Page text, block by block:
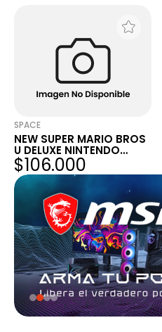
SPACE
NEW SUPER MARIO BROS
U DELUXE NINTENDO
SWITCH
$106.000